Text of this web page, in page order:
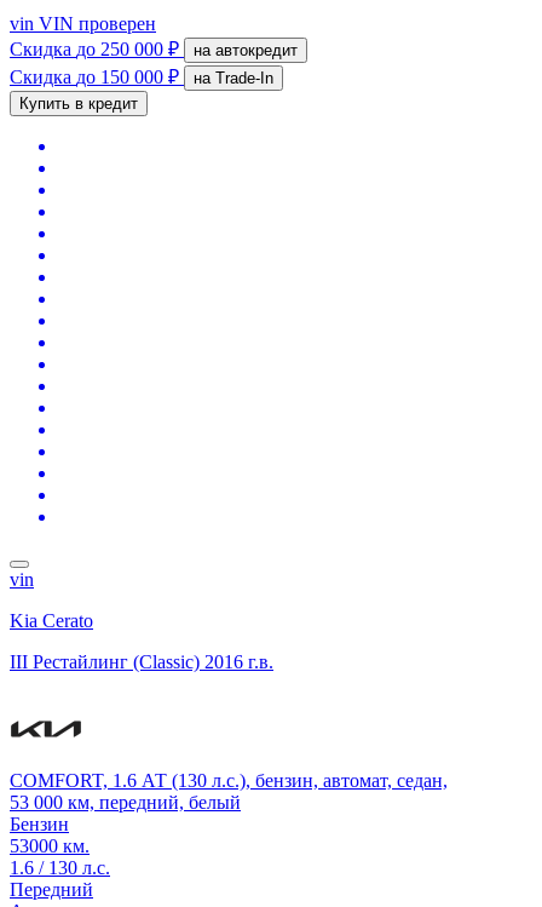
vin VIN проверен
Скидка до 250 000 ₽ на автокредит
Скидка до 150 000 ₽
на Trade-In
Купить в кредит
vin
Kia Cerato
III Рестайлинг (Classic) 2016 г.в.
COMFORT, 1.6 АТ (130 л.с.), бензин, автомат, седан,
53 000 км, передний, белый
Бензин
53000 км.
1.6 / 130 л.с.
Передний